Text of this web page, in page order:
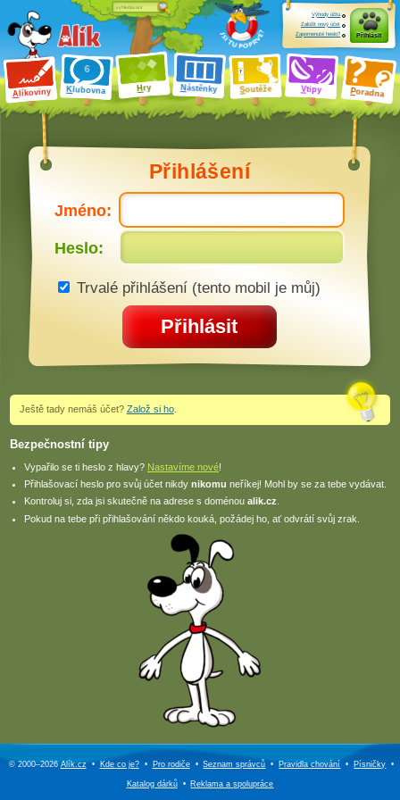
Alíkoviny Klubovna Hry Nástěnky Soutěže Vtipy Poradna
Výhody účtu
Založit nový účet
Zapomenuté heslo?
Přihlásit
Přihlášení
Jméno:
Heslo:
Trvalé přihlášení (tento mobil je můj)
Přihlásit
Ještě tady nemáš účet? Založ si ho.
Bezpečnostní tipy
Vypařilo se ti heslo z hlavy? Nastavíme nové!
Přihlašovací heslo pro svůj účet nikdy nikomu neříkej! Mohl by se za tebe vydávat.
Kontroluj si, zda jsi skutečně na adrese s doménou alik.cz
Pokud na tebe při přihlašování někdo kouká, požádej ho, ať odvrátí svůj zrak.
© 2000–2026Alík.cz • Kde co je? • Pro rodiče • Seznam správců • Pravidla chování • Písničky •
Katalog dárků • Reklama aspolupráce